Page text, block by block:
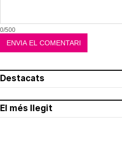
0/500
Destacats
El més llegit